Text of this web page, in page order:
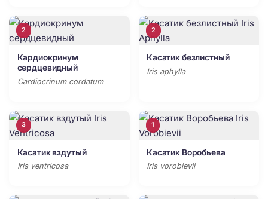
2
Кардиокринум
сердцевидный
Cardiocrinum cordatum
2
Касатик безлистный
Iris aphylla
3
Касатик вздутый
Iris ventricosa
1
Касатик Воробьева
Iris vorobievii